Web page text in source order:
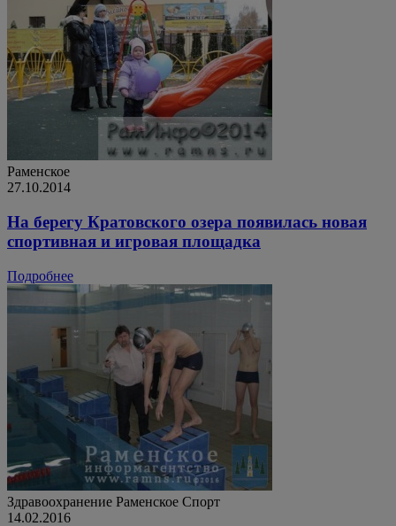
Раменское
27.10.2014
На берегу Кратовского озера появилась новая
спортивная и игровая площадка
Подробнее
Здравоохранение Раменское Спорт
14.02.2016